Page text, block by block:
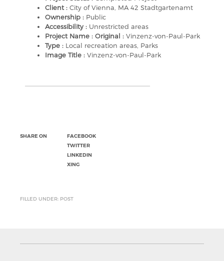
Client : City of Vienna, MA 42 Stadtgartenamt
Ownership : Public
Accessibility : Unrestricted areas
Project Name : Original : Vinzenz-von-Paul-Park
Type : Local recreation areas, Parks
Image Title : Vinzenz-von-Paul-Park
SHARE ON
FACEBOOK
TWITTER
LINKEDIN
XING
FILLED UNDER: POST